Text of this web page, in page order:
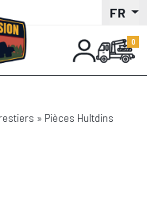
FR
Pièces Hultdins